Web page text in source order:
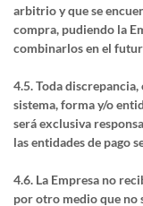
arbitrio y que se
compra, pudiendo la
combinarlos en el
4.5. Toda
sistema, forma y/o
será exclusiva
las entidades de pago
4.6. La Empresa no
por otro medio que no